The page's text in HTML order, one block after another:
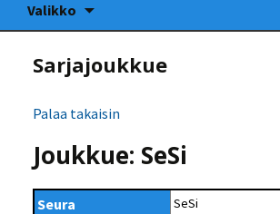
Valikko
Sarjajoukkue
Palaa takaisin
Joukkue: SeSi
Seura SeSi